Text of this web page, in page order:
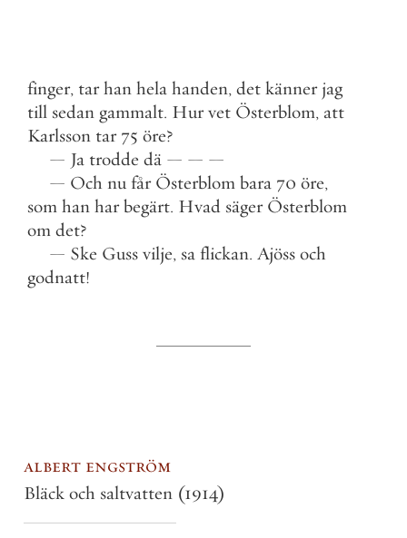
finger, tar han hela handen, det känner jag
till sedan gammalt. Hur vet Österblom, att
Karlsson tar 75 öre?
— Ja trodde dä — — —
— Och nu får Österblom bara 70 öre,
som han har begärt. Hvad säger Österblom
om det?
— Ske Guss vilje, sa flickan. Ajöss och
godnatt!
albert engström
Bläck och saltvatten (1914)